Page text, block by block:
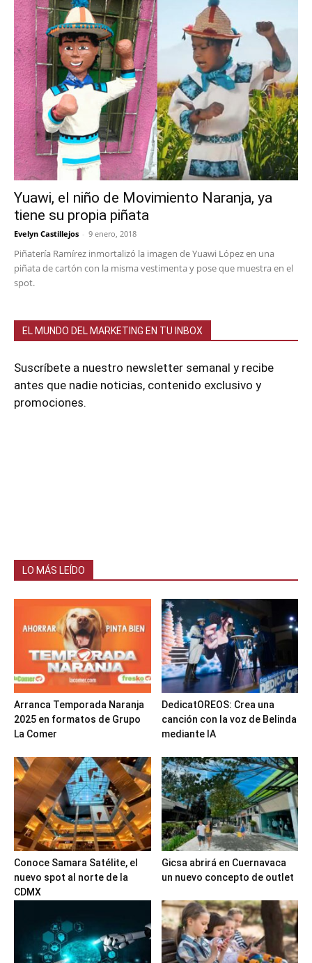
Yuawi, el niño de Movimiento Naranja, ya
tiene su propia piñata
Evelyn Castillejos - 9 enero, 2018
Piñatería Ramírez inmortalizó la imagen de Yuawi López en una
piñata de cartón con la misma vestimenta y pose que muestra en el
spot.
EL MUNDO DEL MARKETING EN TU INBOX
Suscríbete a nuestro newsletter semanal y recibe
antes que nadie noticias, contenido exclusivo y
promociones.
LO MÁS LEÍDO
Arranca Temporada Naranja
2025 en formatos de Grupo
La Comer
DedicatOREOS: Crea una
canción con la voz de Belinda
mediante IA
Conoce Samara Satélite, el
nuevo spot al norte de la
CDMX
Gicsa abrirá en Cuernavaca
un nuevo concepto de outlet